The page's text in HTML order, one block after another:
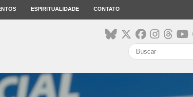
ESPIRITUALIDADE CONTATO